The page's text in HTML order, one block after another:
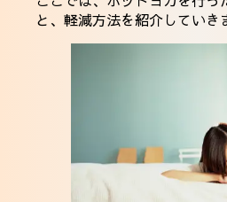
と、軽減方法を紹介していき